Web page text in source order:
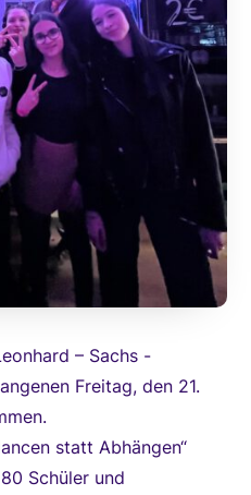
– Sachs -
Freitag, den 21.
statt Abhängen“
Schüler und